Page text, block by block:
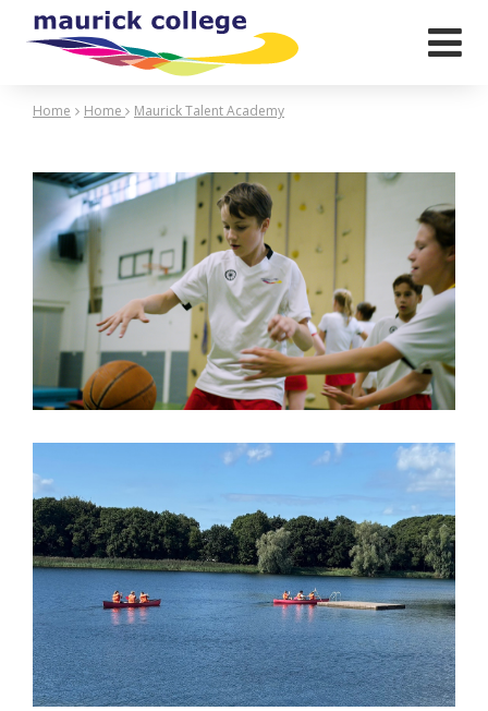

Home Home Maurick Talent Academy